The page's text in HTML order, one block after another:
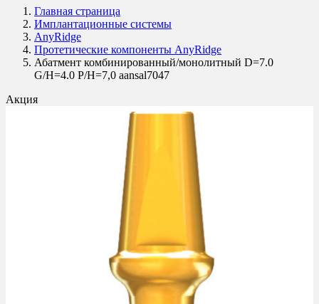
Главная страница
Имплантационные системы
AnyRidge
Протетические компоненты AnyRidge
Абатмент комбинированный/монолитный D=7.0
G/H=4.0 P/H=7,0 aansal7047
Акция